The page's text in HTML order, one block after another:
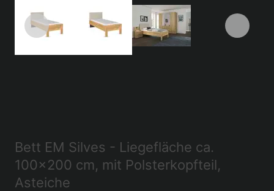
Bett EM Silves - Liegefläche ca.
100x200 cm, mit Polsterkopfteil,
Asteiche